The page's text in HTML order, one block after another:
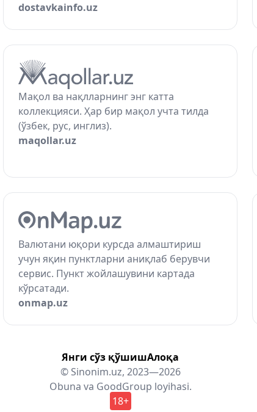
dostavkainfo.uz
Мақол ва нақлларнинг энг катта
коллекцияси. Ҳар бир мақол учта тилда
(ўзбек, рус, инглиз).
maqollar.uz
Валютани юқори курсда алмаштириш
учун яқин пунктларни аниқлаб берувчи
сервис. Пункт жойлашувини картада
кўрсатади.
onmap.uz
Янги сўз қўшишАлоқа
© Sinonim.uz, 2023—2026
Obuna va GoodGroup loyihasi.
18+